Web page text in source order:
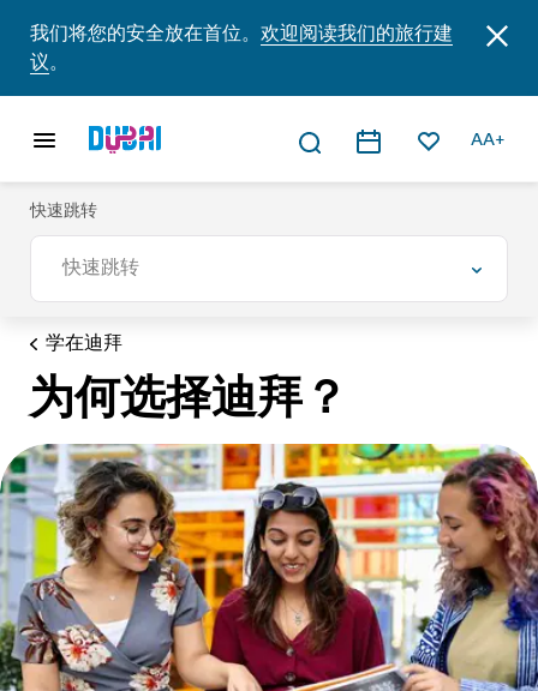
我们将您的安全放在首位。 欢迎阅读我们的旅行建
议。
AA+
快速跳转
快速跳转
学在迪拜
为何选择迪拜？